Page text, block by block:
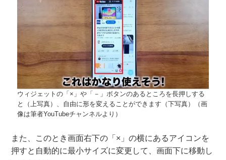
ウィジェットの「×」や「－」ボタンのあるところを長押しする
と（上写真）、自由に形を変えることができます（下写真）（画
像は筆者YouTubeチャンネルより）
また、このとき画面右下の「×」の横にあるアイコンを
押すと自動的に最小サイズに変更して、画面下に移動し